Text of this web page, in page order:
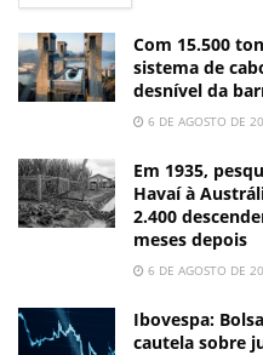
Com 15.500
sistema de
desnível da
6 DE AGOSTO DE
Em 1935,
Havaí à
2.400
meses depois
6 DE AGOSTO DE
Ibovespa:
cautela sobre